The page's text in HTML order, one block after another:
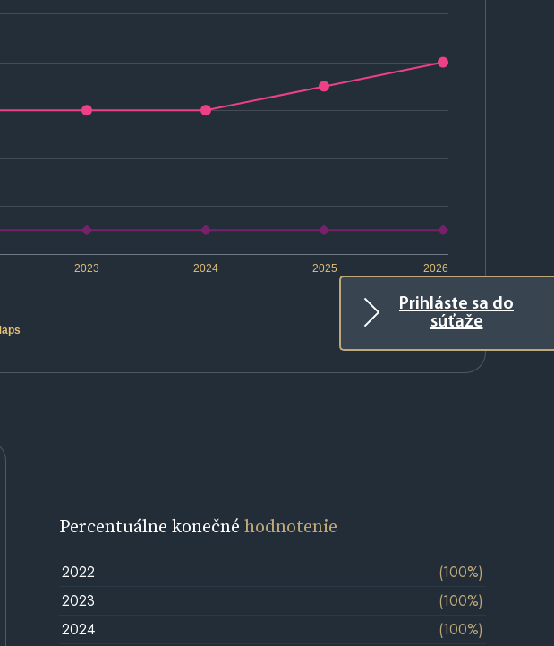
Prihláste sa do
súťaže
2023 2024 2025 2026
Percentuálne konečnéhodnotenie
2022
(100%)
2023
(100%)
2024
(100%)